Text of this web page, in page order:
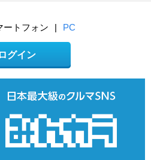
ートフォン | PC
ログイン